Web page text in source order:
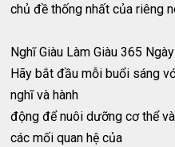
chủ đề thống nhất của riêng
Nghĩ Giàu Làm Giàu 365 Ngày
Hãy bắt đầu mỗi buổi sáng
nghĩ và hành
động để nuôi dưỡng cơ thể
các mối quan hệ của